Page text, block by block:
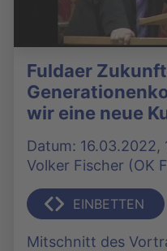
Fuldaer
wir eine neue
Datum:
Volker Fischer (OK
EINBETTEN
Mitschnitt des